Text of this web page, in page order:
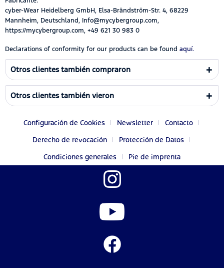
cyber-Wear Heidelberg GmbH, Elsa-Brändström-Str. 4, 68229
Mannheim, Deutschland, Info@mycybergroup.com,
https://mycybergroup.com, +49 621 30 983 0
Declarations of conformity for our products can be found aquí.
Otros clientes también compraron
Otros clientes también vieron
Configuración de Cookies Newsletter
Contacto
Derecho de revocación
Protección de Datos
Condiciones generales
Pie de imprenta